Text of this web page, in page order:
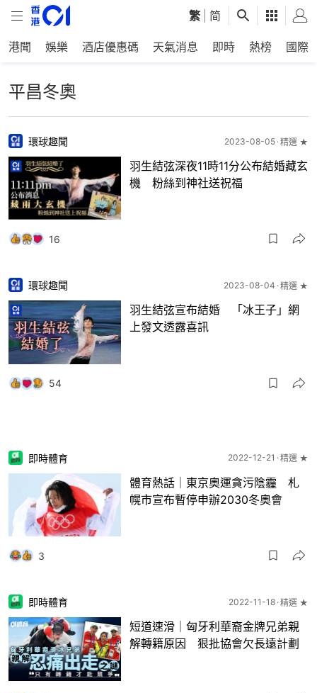
繁 简
港聞 娛樂 酒店優惠碼 天氣消息 即時 熱榜 國際
平昌冬奧
環球趣聞 2023-08-05 精選 ★
羽生結弦深夜11時11分公布結婚藏玄
機 粉絲到神社送祝福
16
環球趣聞 2023-08-04 精選 ★
羽生結弦宣布結婚 「冰王子」網
上發文透露喜訊
54
即時體育 2022-12-21 精選 ★
體育熱話｜東京奧運貪污陰霾 札
幌市宣布暫停申辦2030冬奧會
3
即時體育 2022-11-18 精選 ★
短道速滑｜匈牙利華裔金牌兄弟親
解轉籍原因 狠批協會欠長遠計劃